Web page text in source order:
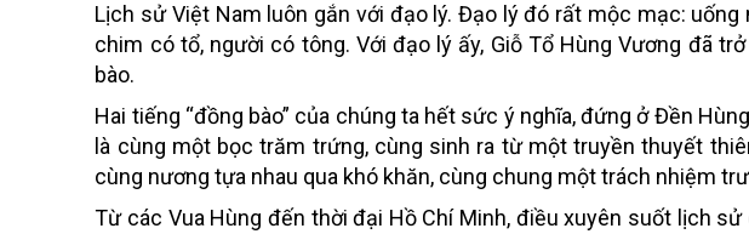
Lịch sử Việt Nam luôn gắn với đạo lý. Đạo lý đó rất mộc mạc:
chim có tổ, người có tông. Với đạo lý ấy, Giỗ Tổ Hùng Vương đã
bào.
Hai tiếng “đồng bào” của chúng ta hết sức ý nghĩa, đứng ở Đền
là cùng một bọc trăm trứng, cùng sinh ra từ một truyền thuyết
cùng nương tựa nhau qua khó khăn, cùng chung một trách nhiệm
Từ các Vua Hùng đến thời đại Hồ Chí Minh, điều xuyên suốt lịch